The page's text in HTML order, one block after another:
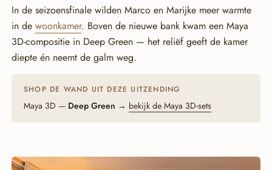
In de seizoensfinale wilden Marco en Marijke meer warmte
in de woonkamer. Boven de nieuwe bank kwam een Maya
3D-compositie in Deep Green — het reliëf geeft de kamer
diepte én neemt de galm weg.
SHOP DE WAND UIT DEZE UITZENDING
Maya 3D — Deep Green → bekijk de Maya 3D-sets